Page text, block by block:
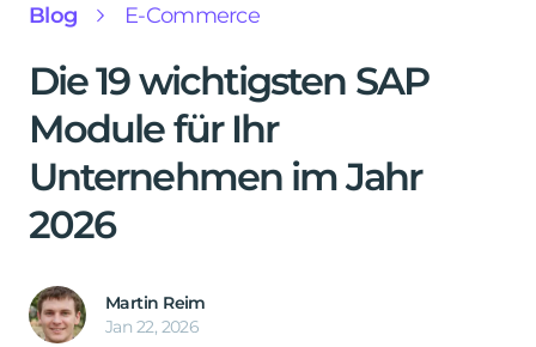
Blog E-Commerce
Die 19 wichtigsten SAP
Module für Ihr
Unternehmen im Jahr
2026
Martin Reim
Jan 22, 2026